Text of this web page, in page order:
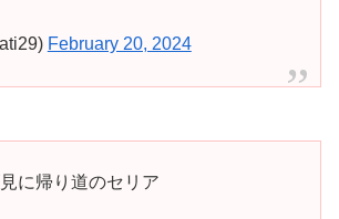
February 20, 2024
に帰り道のセリア